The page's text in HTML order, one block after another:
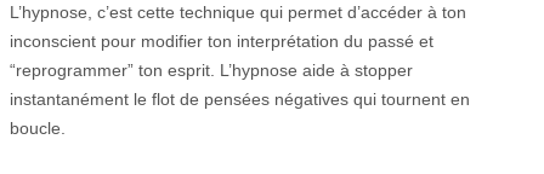
L’hypnose, c’est cette technique qui permet d’accéder à ton
inconscient pour modifier ton interprétation du passé et
“reprogrammer” ton esprit. L’hypnose aide à stopper
instantanément le flot de pensées négatives qui tournent en
boucle.